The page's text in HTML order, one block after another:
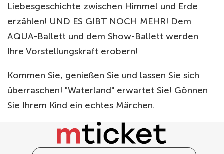
Liebesgeschichte zwischen Himmel und Erde
erzählen! UND ES GIBT NOCH MEHR! Dem
AQUA-Ballett und dem Show-Ballett werden
Ihre Vorstellungskraft erobern!
Kommen Sie, genießen Sie und lassen Sie sich
überraschen! "Waterland" erwartet Sie! Gönnen
Sie Ihrem Kind ein echtes Märchen.